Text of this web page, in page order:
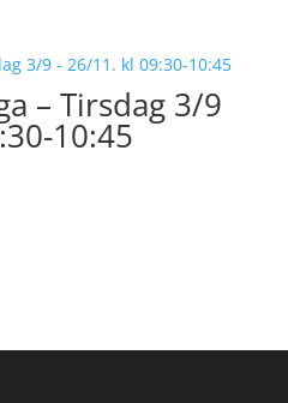
– Tirsdag 3/9
10:45